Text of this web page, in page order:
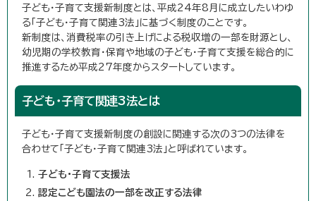
子ども・子育て支援新制度とは、平成24年8月に成立したいわゆ
る「子ども・子育て関連3法」に基づく制度のことです。
新制度は、消費税率の引き上げによる税収増の一部を財源とし、
幼児期の学校教育・保育や地域の子ども・子育て支援を総合的に
推進するため平成27年度からスタートしています。
子ども・子育て関連3法とは
子ども・子育て支援新制度の創設に関連する次の3つの法律を
合わせて「子ども・子育て関連3法」と呼ばれています。
子ども・子育て支援法
認定こども園法の一部を改正する法律